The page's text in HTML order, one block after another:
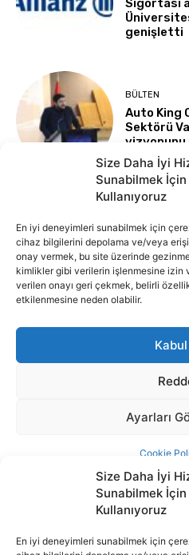
Size Daha İyi
Sunabilmek
Kullanıyoruz
En iyi deneyimleri sunabilmek için